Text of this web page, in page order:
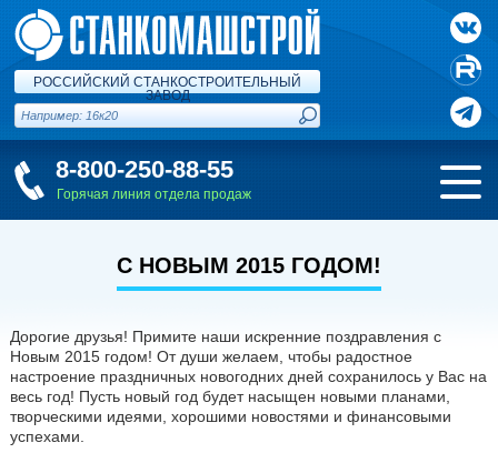
РОССИЙСКИЙ СТАНКОСТРОИТЕЛЬНЫЙ
ЗАВОД
8-800-250-88-55
Горячая линия отдела продаж
С НОВЫМ 2015 ГОДОМ!
Дорогие друзья! Примите наши искренние поздравления с
Новым 2015 годом! От души желаем, чтобы радостное
настроение праздничных новогодних дней сохранилось у Вас на
весь год! Пусть новый год будет насыщен новыми планами,
творческими идеями, хорошими новостями и финансовыми
успехами.